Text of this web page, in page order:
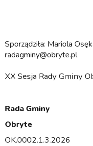
Sporządziła: Mariola
radagminy@obryte.pl
XX Sesja Rady Gminy
Rada Gminy
Obryte
OK.0002.1.3.2026